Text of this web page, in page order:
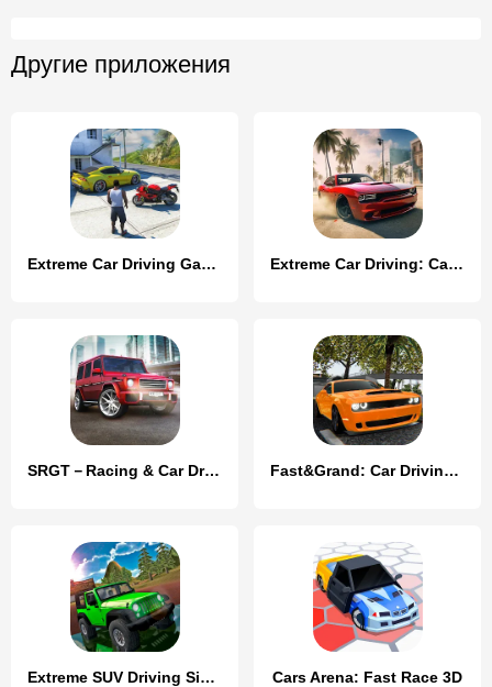
Другие приложения
Extreme Car Driving Games Extreme Car Driving: Car Drift
SRGT－Racing & Car Driving Game Fast&Grand: Car Driving Game
Extreme SUV Driving Simulator Cars Arena: Fast Race 3D